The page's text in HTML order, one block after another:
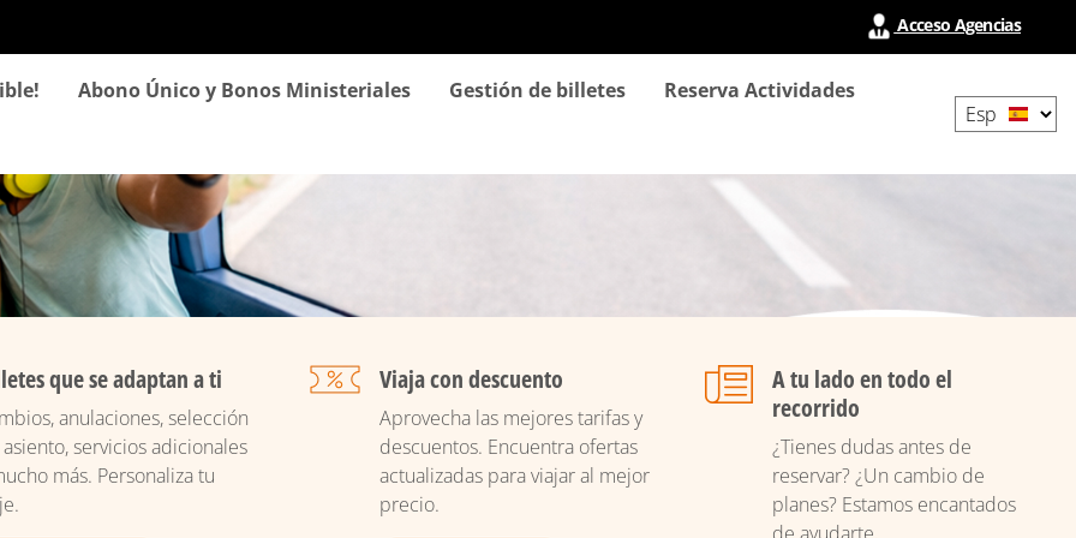
contenido
Acceso Agencias
Abono Único y Bonos Ministeriales Gestión de billetes
Reserva Actividades
your
que se adaptan a ti
anulaciones, selección
servicios adicionales
más. Personaliza tu
Viaja con descuento
Aprovecha las mejores tarifas y
descuentos. Encuentra ofertas
actualizadas para viajar al mejor
precio.
A tu lado en todo el
recorrido
¿Tienes dudas antes de
reservar? ¿Un cambio de
planes? Estamos encantados